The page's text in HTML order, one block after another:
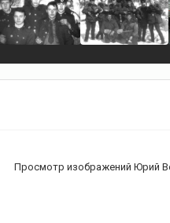
Просмотр изображений Юрий